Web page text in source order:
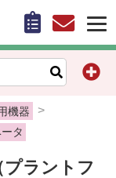
機器
タ
プラントフ